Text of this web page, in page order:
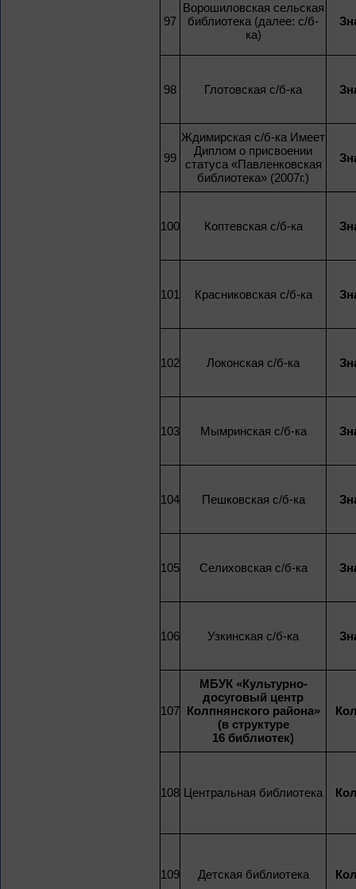
97
Ворошиловская сельская
библиотека (далее: с/б-
ка)
98 Глотовская с/б-ка
99
Ждимирская с/б-ка Имеет
Диплом о присвоении
статуса «Павленковская
библиотека» (2007г.)
100 Коптевская с/б-ка
101 Красниковская с/б-ка
102 Локонская с/б-ка
103 Мымринская с/б-ка
104 Пешковская с/б-ка
105 Селиховская с/б-ка
106 Узкинская с/б-ка
107
МБУК «Культурно-
досуговый центр
Колпнянского района»
(в структуре
16 библиотек)
108 Центральная библиотека
109 Детская библиотека